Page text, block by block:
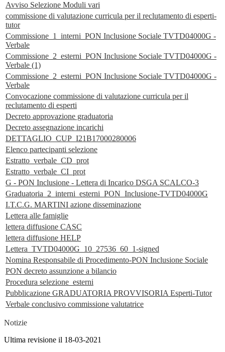
Avviso Selezione Moduli vari
commissione di valutazione curricula per il reclutamento di esperti-
tutor
Commissione_1_interni_PON Inclusione Sociale TVTD04000G -
Verbale
Commissione_2_esterni_PON Inclusione Sociale TVTD04000G -
Verbale (1)
Commissione_2_esterni_PON Inclusione Sociale TVTD04000G -
Verbale
Convocazione commissione di valutazione curricula per il
reclutamento di esperti
Decreto approvazione graduatoria
Decreto assegnazione incarichi
DETTAGLIO_CUP_I21B17000280006
Elenco partecipanti selezione
Estratto_verbale_CD_prot
Estratto_verbale_CI_prot
G - PON Inclusione - Lettera di Incarico DSGA SCALCO-3
Graduatoria_2_interni_esterni_PON_Inclusione-TVTD04000G
I.T.C.G. MARTINI azione disseminazione
Lettera alle famiglie
lettera diffusione CASC
lettera diffusione HELP
Lettera_TVTD04000G_10_27536_60_1-signed
Nomina Responsabile di Procedimento-PON Inclusione Sociale
PON decreto assunzione a bilancio
Procedura selezione_esterni
Pubblicazione GRADUATORIA PROVVISORIA Esperti-Tutor
Verbale conclusivo commissione valutatrice
Notizie
Ultima revisione il 18-03-2021